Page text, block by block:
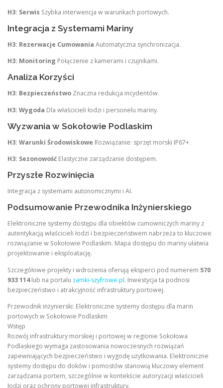
H3: Serwis Szybka interwencja w warunkach portowych.
Integracja z Systemami Mariny
H3: Rezerwacje Cumowania Automatyczna synchronizacja.
H3: Monitoring Połączenie z kamerami i czujnikami.
Analiza Korzyści
H3: Bezpieczeństwo Znaczna redukcja incydentów.
H3: Wygoda Dla właścicieli łodzi i personelu mariny.
Wyzwania w Sokołowie Podlaskim
H3: Warunki Środowiskowe Rozwiązanie: sprzęt morski IP67+.
H3: Sezonowość Elastyczne zarządzanie dostępem.
Przyszłe Rozwinięcia
Integracja z systemami autonomicznymi i AI.
Podsumowanie Przewodnika Inżynierskiego
Elektroniczne systemy dostępu dla obiektów cumowniczych mariny z
autentykacją właścicieli łodzi i bezpieczeństwem nabrzeża to kluczowe
rozwiązanie w Sokołowie Podlaskim. Mapa dostępu do mariny ułatwia
projektowanie i eksploatację.
Szczegółowe projekty i wdrożenia oferują eksperci pod numerem 570
933 114lub na portalu zamki-szyfrowe.pl. Inwestycja ta podnosi
bezpieczeństwo i atrakcyjność infrastruktury portowej.
Przewodnik inżynierski: Elektroniczne systemy dostępu dla marin
portowych w Sokołowie Podlaskim
Wstęp
Rozwój infrastruktury morskiej i portowej w regionie Sokołowa
Podlaskiego wymaga zastosowania nowoczesnych rozwiązań
zapewniających bezpieczeństwo i wygodę użytkowania. Elektroniczne
systemy dostępu do doków i pomostów stanowią kluczowy element
zarządzania portem, szczególnie w kontekście autoryzacji właścicieli
łodzi oraz ochrony portowej infrastruktury.